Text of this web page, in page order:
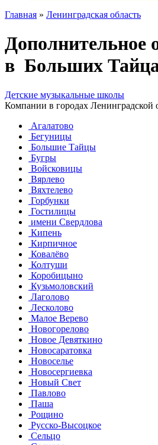
Главная » Ленинградская область
Дополнительное
в Больших
Детские музыкальные школы
Компании в городах Ленинградской
Агалатово
Бегуницы
Большие Тайцы
Бугры
Войсковицы
Вярлево
Вяхтелево
Горбунки
Гостилицы
имени Свердлова
Кипень
Кирпичное
Ковалёво
Колтуши
Коробицыно
Кузьмоловский
Лаголово
Лесколово
Малое Верево
Новогорелово
Новое Девяткино
Новосаратовка
Новоселье
Новосергиевка
Новый Свет
Павлово
Паша
Рощино
Русско-Высоцкое
Сельцо